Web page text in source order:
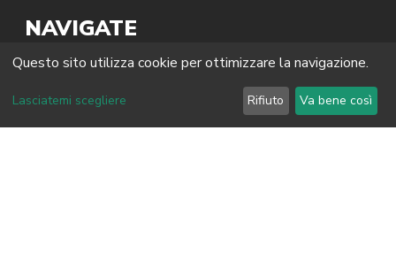
NAVIGATE
Home
Destinazioni
Ruoli e Application
Questo sito utilizza cookie per ottimizzare la navigazione.
Lasciatemi scegliere Rifiuto Va bene così